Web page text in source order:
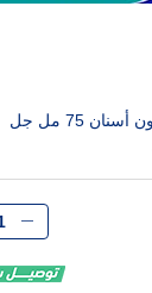
سنسوداين معجون أسنان 75 مل جل
الكمية